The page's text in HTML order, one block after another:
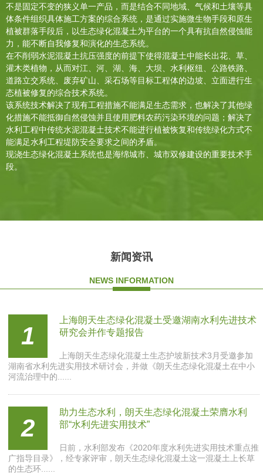
不是固定不变的狭义单一产品，而是结合不同地域、气候和土壤等具
体条件组织具体施工方案的综合系统，是通过实施微生物手段和原生
植被群落手段后，以生态绿化混凝土为平台的一个具有抗自然侵蚀能
力，能不断自我修复和演化的生态系统。
在不削弱水泥混凝土抗压强度的前提下使得混凝土中能长出花、草、
灌木类植物，从而对江、河、湖、海、大坝、水利枢纽、公路铁路、
道路立交系统、废弃矿山、采石场等目标工程体的边坡、立面进行生
态植被修复的综合技术系统。
该系统技术解决了现有工程措施不能满足生态需求，也解决了其他绿
化措施不能抵御自然侵蚀并且使用肥料农药污染环境的问题；解决了
水利工程中传统水泥混凝土技术不能进行植被恢复和传统绿化方式不
能满足水利工程堤防安全要求之间的矛盾。
现浇生态绿化混凝土系统也是海绵城市、城市双修建设的重要技术手
段。
新闻资讯
NEWS INFORMATION
1
上海朗天生态绿化混凝土受邀湖南水利先进技术
研究会并作专题报告
上海朗天生态绿化混凝土生态护坡新技术3月受邀参加
湖南省水利先进实用技术研讨会，并做《朗天生态绿化混凝土在中小
河流治理中的......
2
助力生态水利，朗天生态绿化混凝土荣膺水利
部“水利先进实用技术”
日前，水利部发布《2020年度水利先进实用技术重点推
广指导目录》，经专家评审，朗天生态绿化混凝土这一混凝土上长草
的生态环......